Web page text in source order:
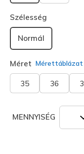
kiválasztva
Szélesség
Normál
Méret Mérettáblázat
35 36
MENNYISÉG